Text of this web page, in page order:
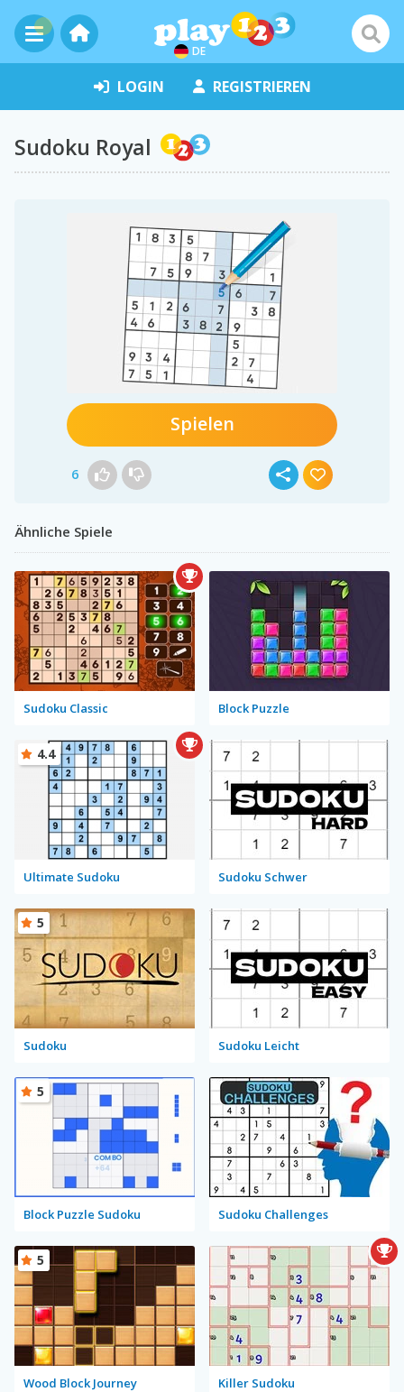
DE
LOGIN REGISTRIEREN
Sudoku Royal
Spielen
6
Ähnliche Spiele
Sudoku Classic Block Puzzle
Ultimate Sudoku
4.4
Sudoku Schwer
Sudoku
5
Sudoku Leicht
Block Puzzle Sudoku
5
Sudoku Challenges
Wood Block Journey
5
Killer Sudoku